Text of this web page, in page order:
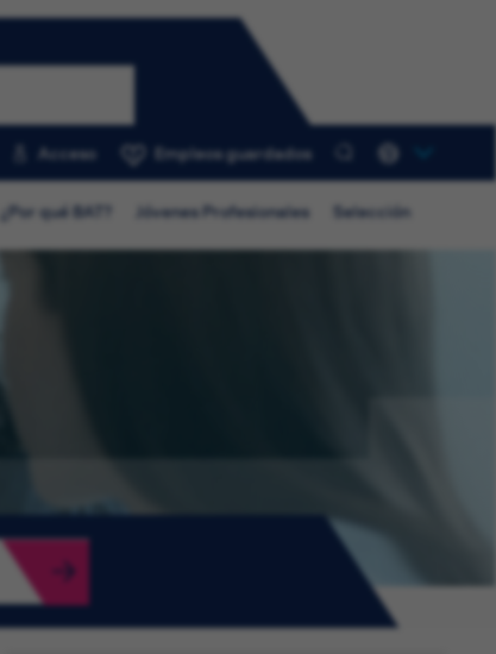
Acceso Empleos guardados
¿Por qué BAT? Jóvenes Profesionales Selección